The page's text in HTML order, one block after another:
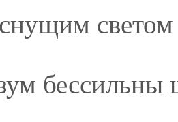
светом
бессильны